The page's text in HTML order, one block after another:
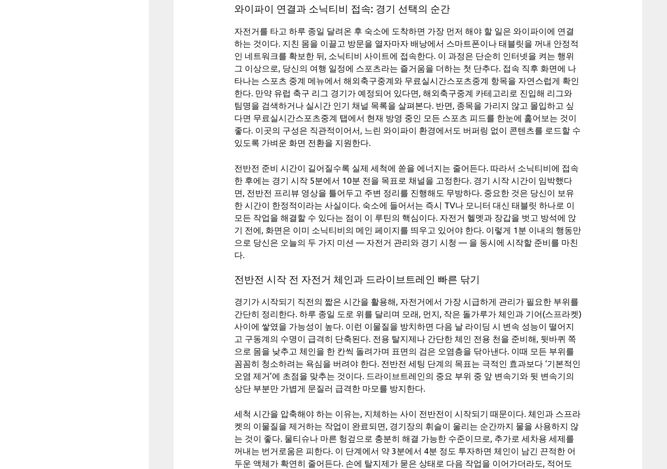
와이파이 연결과 소닉티비 접속: 경기 선택의 순간
자전거를 타고 하루 종일 달려온 후 숙소에 도착하면 가장 먼저 해야 할 일은 와이파이에 연결
하는 것이다. 지친 몸을 이끌고 방문을 열자마자 배낭에서 스마트폰이나 태블릿을 꺼내 안정적
인 네트워크를 확보한 뒤, 소닉티비 사이트에 접속한다. 이 과정은 단순히 인터넷을 켜는 행위
그 이상으로, 당신의 여행 일정에 스포츠라는 즐거움을 더하는 첫 단추다. 접속 직후 화면에 나
타나는 스포츠 중계 메뉴에서 해외축구중계와 무료실시간스포츠중계 항목을 자연스럽게 확인
한다. 만약 유럽 축구 리그 경기가 예정되어 있다면, 해외축구중계 카테고리로 진입해 리그와
팀명을 검색하거나 실시간 인기 채널 목록을 살펴본다. 반면, 종목을 가리지 않고 몰입하고 싶
다면 무료실시간스포츠중계 탭에서 현재 방영 중인 모든 스포츠 피드를 한눈에 훑어보는 것이
좋다. 이곳의 구성은 직관적이어서, 느린 와이파이 환경에서도 버퍼링 없이 콘텐츠를 로드할 수
있도록 가벼운 화면 전환을 지원한다.
전반전 준비 시간이 길어질수록 실제 세척에 쏟을 에너지는 줄어든다. 따라서 소닉티비에 접속
한 후에는 경기 시작 5분에서 10분 전을 목표로 채널을 고정한다. 경기 시작 시간이 임박했다
면, 전반전 프리뷰 영상을 틀어두고 주변 정리를 진행해도 무방하다. 중요한 것은 당신이 보유
한 시간이 한정적이라는 사실이다. 숙소에 들어서는 즉시 TV나 모니터 대신 태블릿 하나로 이
모든 작업을 해결할 수 있다는 점이 이 루틴의 핵심이다. 자전거 헬멧과 장갑을 벗고 방석에 앉
기 전에, 화면은 이미 소닉티비의 메인 페이지를 띄우고 있어야 한다. 이렇게 1분 이내의 행동만
으로 당신은 오늘의 두 가지 미션 — 자전거 관리와 경기 시청 — 을 동시에 시작할 준비를 마친
다.
전반전 시작 전 자전거 체인과 드라이브트레인 빠른 닦기
경기가 시작되기 직전의 짧은 시간을 활용해, 자전거에서 가장 시급하게 관리가 필요한 부위를
간단히 정리한다. 하루 종일 도로 위를 달리며 모래, 먼지, 작은 돌가루가 체인과 기어(스프라켓)
사이에 쌓였을 가능성이 높다. 이런 이물질을 방치하면 다음 날 라이딩 시 변속 성능이 떨어지
고 구동계의 수명이 급격히 단축된다. 전용 탈지제나 간단한 체인 전용 천을 준비해, 뒷바퀴 쪽
으로 몸을 낮추고 체인을 한 칸씩 돌려가며 표면의 검은 오염층을 닦아낸다. 이때 모든 부위를
꼼꼼히 청소하려는 욕심을 버려야 한다. 전반전 세팅 단계의 목표는 극적인 효과보다 ‘기본적인
오염 제거’에 초점을 맞추는 것이다. 드라이브트레인의 중요 부위 중 앞 변속기와 뒷 변속기의
상단 부분만 가볍게 문질러 급격한 마모를 방지한다.
세척 시간을 압축해야 하는 이유는, 지체하는 사이 전반전이 시작되기 때문이다. 체인과 스프라
켓의 이물질을 제거하는 작업이 완료되면, 경기장의 휘슬이 울리는 순간까지 물을 사용하지 않
는 것이 좋다. 물티슈나 마른 헝겊으로 충분히 해결 가능한 수준이므로, 추가로 세차용 세제를
꺼내는 번거로움은 피한다. 이 단계에서 약 3분에서 4분 정도 투자하면 체인이 남긴 끈적한 어
두운 액체가 확연히 줄어든다. 손에 탈지제가 묻은 상태로 다음 작업을 이어가더라도, 적어도